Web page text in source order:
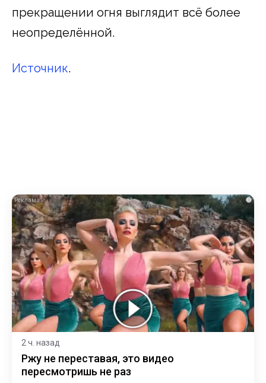
прекращении огня выглядит всё более
неопределённой.
Источник.
i
2 ч. назад
Ржу не переставая, это видео
пересмотришь не раз